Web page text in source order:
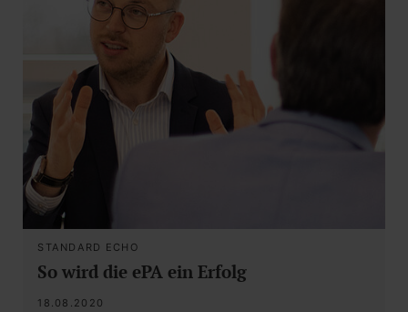
STANDARD ECHO
So wird die ePA ein Erfolg
18.08.2020